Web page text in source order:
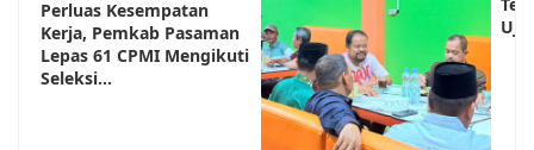
Perluas Kesempatan
Kerja, Pemkab Pasaman
Lepas 61 CPMI Mengikuti
Seleksi...